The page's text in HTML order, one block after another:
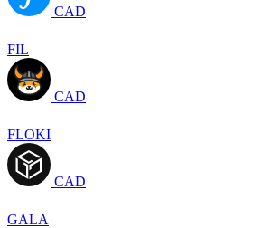
CAD
FIL
CAD
FLOKI
CAD
GALA